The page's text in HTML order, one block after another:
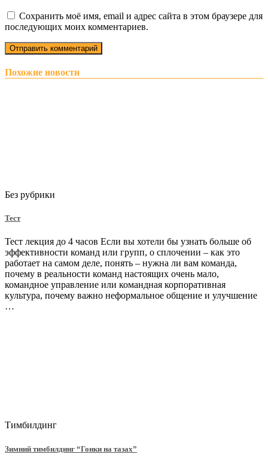
Сохранить моё имя, email и адрес сайта в этом браузере для
последующих моих комментариев.
Похожие новости
Без рубрики
Тест
Тест лекция до 4 часов Если вы хотели бы узнать больше об
эффективности команд или групп, о сплочении – как это
работает на самом деле, понять – нужна ли вам команда,
почему в реальности команд настоящих очень мало,
командное управление или командная корпоративная
культура, почему важно неформальное общение и улучшение
…
Тимбилдинг
Зимний тимбилдинг “Гонки на тазах”